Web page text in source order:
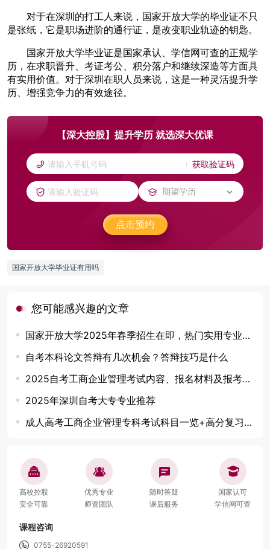
对于在深圳的打工人来说，国家开放大学的毕业证不只
是张纸，它是职场进阶的通行证，是改变职业轨迹的钥匙。
国家开放大学毕业证是国家承认、学信网可查的正规学
历，在求职晋升、考证考公、积分落户和继续深造等方面具
有实用价值。对于深圳在职人员来说，这是一种灵活提升学
历、增强竞争力的有效途径。
【深大控股】提升学历 就选深大优课
获取验证码
点击预约
国家开放大学毕业证有用吗
您可能感兴趣的文章
国家开放大学2025年春季招生在即，热门实用专业推荐！
自考本科论文答辩有几次机会？答辩技巧是什么
2025自考工商企业管理考试内容、报名材料及报考须知
2025年深圳自考大专专业推荐
成人高考工商企业管理专科考试科目一览+高分复习技巧
高校控股
安全可靠
优秀专业
师资团队
随时答疑
课后服务
国家认可
学信网可查
课程咨询
0755-26920591